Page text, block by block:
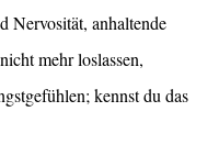
Nervosität, anhaltende
mehr loslassen,
kennst du das